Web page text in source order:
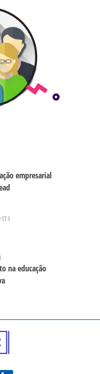
empresarial
na educação